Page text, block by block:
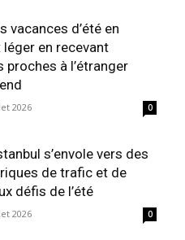
vacances d’été en
en recevant
proches à l’étranger
2026 0
s’envole vers des
de trafic et de
défis de l’été
2026 0